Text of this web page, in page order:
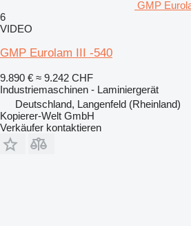
GMP
6
VIDEO
GMP Eurolam III -540
9.890 € ≈ 9.242 CHF
Industriemaschinen - Laminiergerät
Deutschland, Langenfeld (Rheinland)
Kopierer-Welt GmbH
Verkäufer kontaktieren